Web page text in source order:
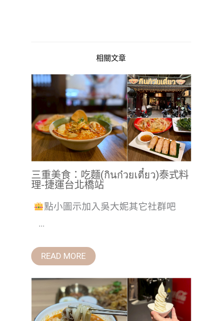
相關文章
三重美食：吃麵(กินก๋วยเตี๋ยว)泰式料
理-捷運台北橋站
點小圖示加入吳大妮其它社群吧
...
READ MORE